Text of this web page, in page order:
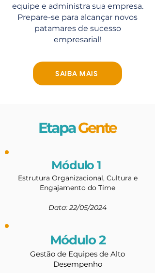
equipe e administra sua empresa.
Prepare-se para alcançar novos
patamares de sucesso
empresarial!
SAIBA MAIS
EtapaGente
Módulo 1
Estrutura Organizacional, Cultura e
Engajamento do Time
Data: 22/05/2024
Módulo 2
Gestão de Equipes de Alto
Desempenho